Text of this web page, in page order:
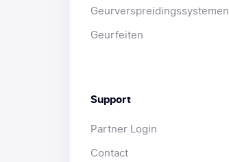
Geurverspreidingssystemen
Geurfeiten
Support
Partner Login
Contact